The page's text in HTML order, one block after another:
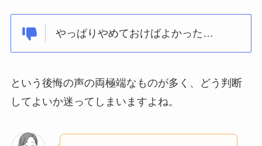
やっぱりやめておけばよかった…
という後悔の声の両極端なものが多く、どう判断
してよいか迷ってしまいますよね。